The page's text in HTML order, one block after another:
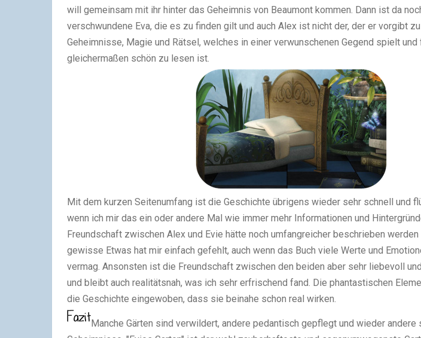
will gemeinsam mit ihr hinter das Geheimnis von Beaumont kommen. Dann ist da
verschwundene Eva, die es zu finden gilt und auch Alex ist nicht der, der er vorgibt
Geheimnisse, Magie und Rätsel, welches in einer verwunschenen Gegend spielt und
gleichermaßen schön zu lesen ist.
Mit dem kurzen Seitenumfang ist die Geschichte übrigens wieder sehr schnell und
wenn ich mir das ein oder andere Mal wie immer mehr Informationen und
Freundschaft zwischen Alex und Evie hätte noch umfangreicher beschrieben
gewisse Etwas hat mir einfach gefehlt, auch wenn das Buch viele Werte und
vermag. Ansonsten ist die Freundschaft zwischen den beiden aber sehr liebevoll
und bleibt auch realitätsnah, was ich sehr erfrischend fand. Die phantastischen
die Geschichte eingewoben, dass sie beinahe schon real wirken.
Manche Gärten sind verwildert, andere pedantisch gepflegt und wieder